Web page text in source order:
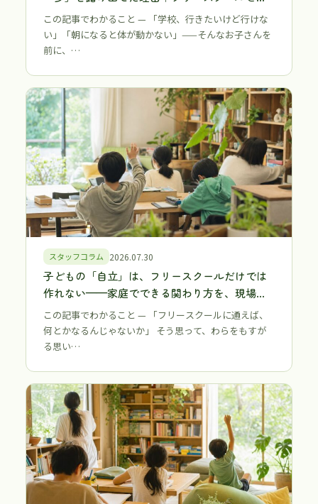
う選択肢
この記事でわかること — 「学校、行きたいけど行けな
い」「朝になると体が動かない」——そんなお子さんを
前に、…
スタッフコラム 2026.07.30
子どもの「自立」は、フリースクールだけでは
作れない——家庭でできる関わり方を、現場ス
タッフが正直に伝える【江戸川区・江東区 不登
校・行き渋り
この記事でわかること — 「フリースクールに通えば、
何とかなるんじゃないか」 そう思って、わらをもすが
る思い…